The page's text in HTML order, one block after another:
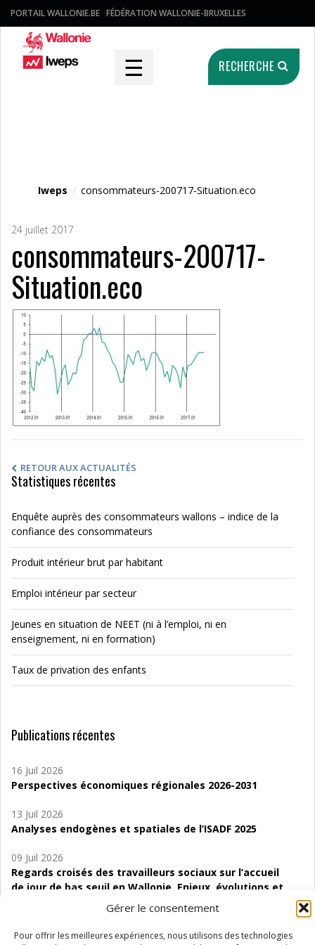
Gérer le consentement
Pour offrir les meilleures expériences, nous utilisons des technologies
PORTAIL WALLONIE.BE FÉDÉRATION WALLONIE-BRUXELLES
☰ RECHERCHE
Iweps / consommateurs-200717-Situation.eco
24 juillet 2017
consommateurs-200717-
Situation.eco
RETOUR AUX ACTUALITÉS
Statistiques récentes
Enquête auprès des consommateurs wallons – indice de la
confiance des consommateurs
Produit intérieur brut par habitant
Emploi intérieur par secteur
Jeunes en situation de NEET (ni à l’emploi, ni en
enseignement, ni en formation)
Taux de privation des enfants
Publications récentes
16 Juil 2026
Perspectives économiques régionales 2026-2031
13 Juil 2026
Analyses endogènes et spatiales de l’ISADF 2025
09 Juil 2026
Regards croisés des travailleurs sociaux sur l’accueil
de jour de bas seuil en Wallonie. Enjeux, évolutions et
06 Juil 2026